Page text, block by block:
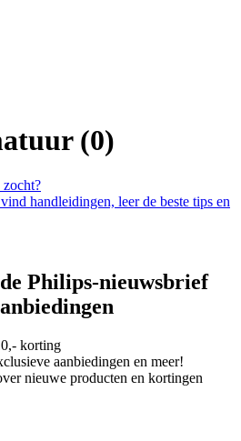
(0)
handleidingen, leer de beste tips en
Philips-nieuwsbrief
korting
aanbiedingen en meer!
nieuwe producten en kortingen